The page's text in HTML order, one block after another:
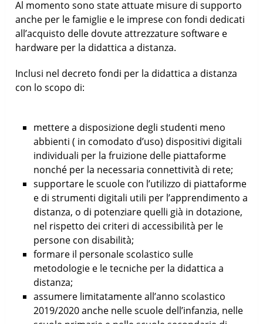
Al momento sono state attuate misure di supporto
anche per le famiglie e le imprese con fondi dedicati
all’acquisto delle dovute attrezzature software e
hardware per la didattica a distanza.
Inclusi nel decreto fondi per la didattica a distanza
con lo scopo di:
mettere a disposizione degli studenti meno
abbienti ( in comodato d’uso) dispositivi digitali
individuali per la fruizione delle piattaforme
nonché per la necessaria connettività di rete;
supportare le scuole con l’utilizzo di piattaforme
e di strumenti digitali utili per l’apprendimento a
distanza, o di potenziare quelli già in dotazione,
nel rispetto dei criteri di accessibilità per le
persone con disabilità;
formare il personale scolastico sulle
metodologie e le tecniche per la didattica a
distanza;
assumere limitatamente all’anno scolastico
2019/2020 anche nelle scuole dell’infanzia, nelle